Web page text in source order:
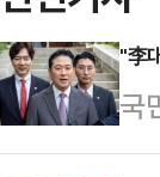
"李
국
명